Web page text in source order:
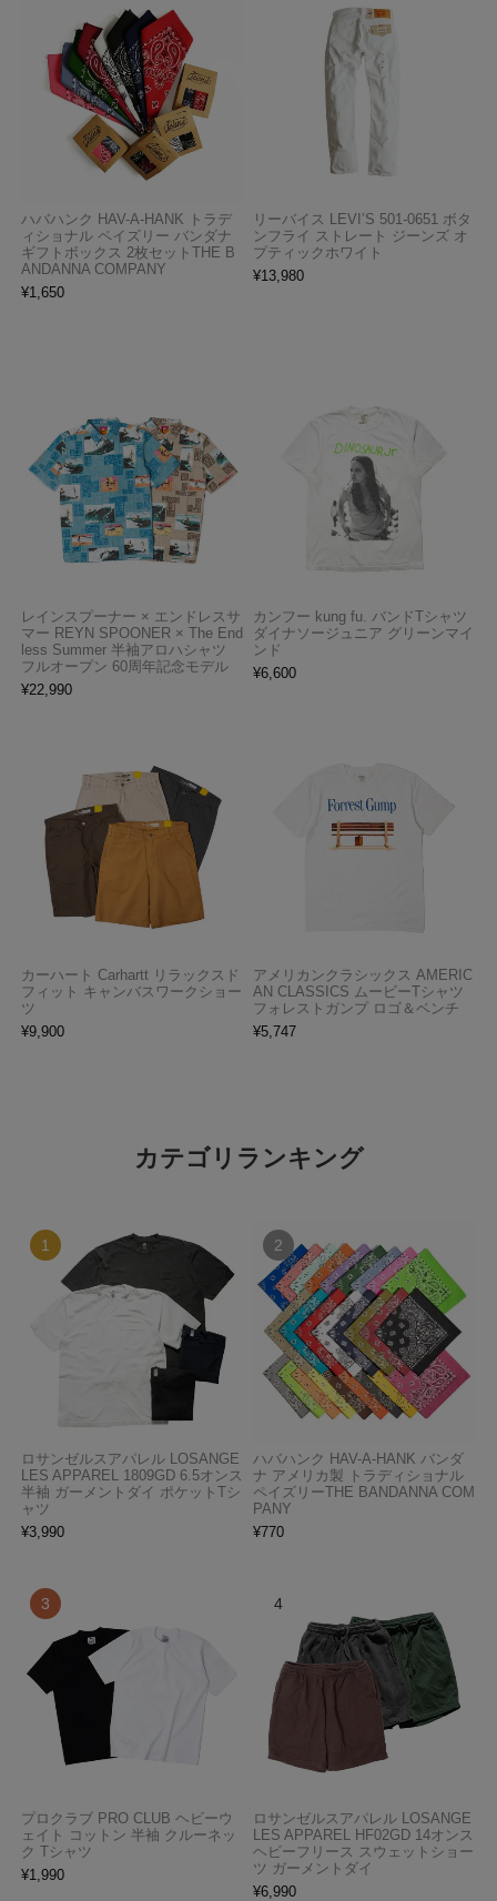
ハバハンク HAV-A-HANK トラデ
ィショナル ペイズリー バンダナ
ギフトボックス 2枚セットTHE B
ANDANNA COMPANY
¥1,650
リーバイス LEVI’S 501-0651 ボタ
ンフライ ストレート ジーンズ オ
プティックホワイト
¥13,980
レインスプーナー × エンドレスサ
マー REYN SPOONER × The End
less Summer 半袖アロハシャツ
フルオープン 60周年記念モデル
¥22,990
カンフー kung fu. バンドTシャツ
ダイナソージュニア グリーンマイ
ンド
¥6,600
カーハート Carhartt リラックスド
フィット キャンバスワークショー
ツ
¥9,900
アメリカンクラシックス AMERIC
AN CLASSICS ムービーTシャツ
フォレストガンプ ロゴ＆ベンチ
¥5,747
カテゴリランキング
ロサンゼルスアパレル LOSANGE
LES APPAREL 1809GD 6.5オンス
半袖 ガーメントダイ ポケットTシ
ャツ
¥3,990
ハバハンク HAV-A-HANK バンダ
ナ アメリカ製 トラディショナル
ペイズリーTHE BANDANNA COM
PANY
¥770
プロクラブ PRO CLUB ヘビーウ
ェイト コットン 半袖 クルーネッ
ク Tシャツ
¥1,990
ロサンゼルスアパレル LOSANGE
LES APPAREL HF02GD 14オンス
ヘビーフリース スウェットショー
ツ ガーメントダイ
¥6,990